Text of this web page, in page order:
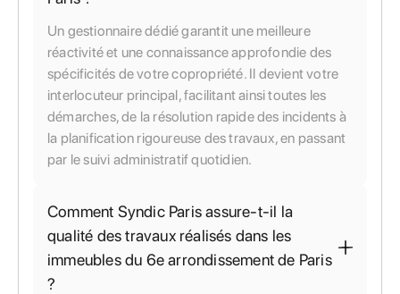
Un gestionnaire dédié garantit une meilleure
réactivité et une connaissance approfondie des
spécificités de votre copropriété. Il devient votre
interlocuteur principal, facilitant ainsi toutes les
démarches, de la résolution rapide des incidents à
la planification rigoureuse des travaux, en passant
par le suivi administratif quotidien.
Comment Syndic Paris assure-t-il la
qualité des travaux réalisés dans les
immeubles du 6e arrondissement de Paris
?